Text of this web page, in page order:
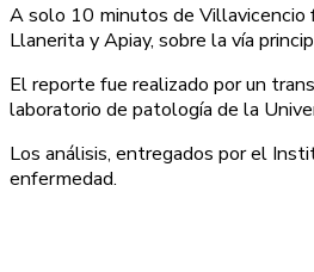
A solo 10 minutos de Villavicencio
Llanerita y Apiay, sobre la vía
El reporte fue realizado por un
laboratorio de patología de la
Los análisis, entregados por el
enfermedad.